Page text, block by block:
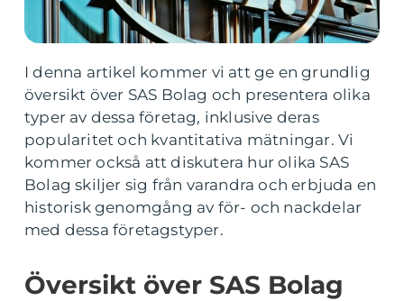
I denna artikel kommer vi att ge en grundlig
översikt över SAS Bolag och presentera olika
typer av dessa företag, inklusive deras
popularitet och kvantitativa mätningar. Vi
kommer också att diskutera hur olika SAS
Bolag skiljer sig från varandra och erbjuda en
historisk genomgång av för- och nackdelar
med dessa företagstyper.
Översikt över SAS Bolag